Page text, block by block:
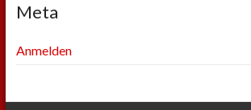
Meta
Anmelden